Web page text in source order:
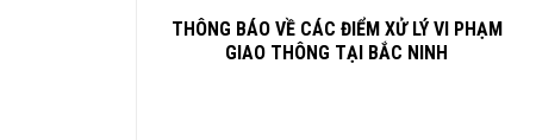
THÔNG BÁO VỀ CÁC ĐIỂM XỬ LÝ VI PHẠM
GIAO THÔNG TẠI BẮC NINH